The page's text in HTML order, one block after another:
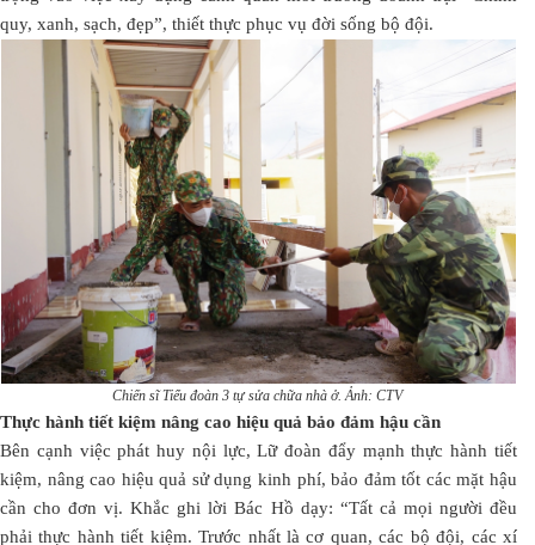
quy, xanh, sạch, đẹp”, thiết thực phục vụ đời sống bộ đội.
Chiến sĩ Tiểu đoàn 3 tự sửa chữa nhà ở. Ảnh: CTV
Thực hành tiết kiệm nâng cao hiệu quả bảo đảm hậu cần
Bên cạnh việc phát huy nội lực, Lữ đoàn đẩy mạnh thực hành tiết
kiệm, nâng cao hiệu quả sử dụng kinh phí, bảo đảm tốt các mặt hậu
cần cho đơn vị. Khắc ghi lời Bác Hồ dạy: “Tất cả mọi người đều
phải thực hành tiết kiệm. Trước nhất là cơ quan, các bộ đội, các xí